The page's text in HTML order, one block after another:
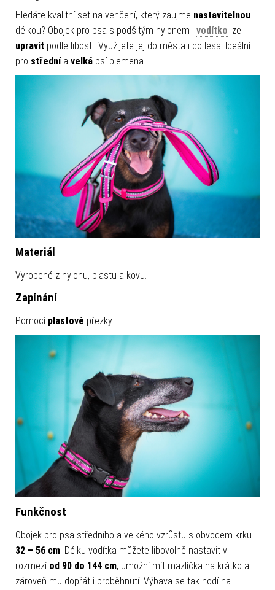
Hledáte kvalitní set na venčení, který zaujme nastavitelnou
délkou? Obojek pro psa s podšitým nylonem i vodítko lze
upravit podle libosti. Využijete jej do města i do lesa. Ideální
pro střednía velká psí plemena.
Materiál
Vyrobené z nylonu, plastu a kovu.
Zapínání
Pomocí plastové přezky.
Funkčnost
Obojek pro psa středního a velkého vzrůstu s obvodem krku
32 – 56 cm. Délku vodítka můžete libovolně nastavit v
rozmezí od 90 do 144 cm, umožní mít mazlíčka na krátko a
zároveň mu dopřát i proběhnutí. Výbava se tak hodí na